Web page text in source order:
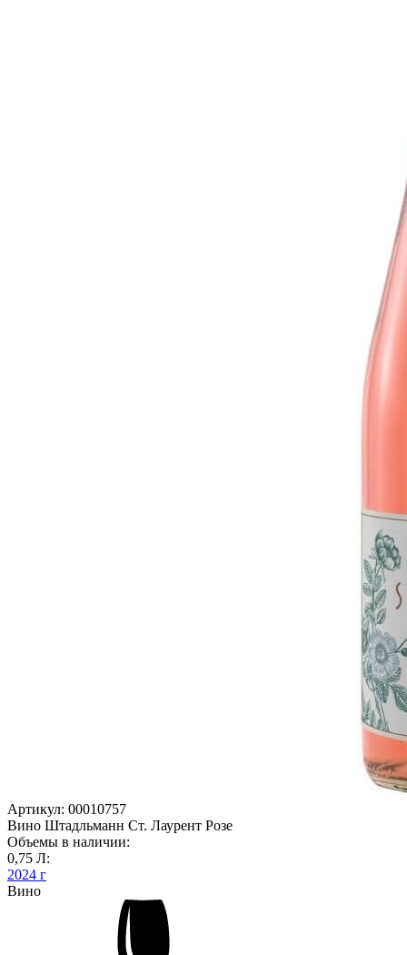
Артикул: 00010757
Вино Штадльманн Ст. Лаурент Розе
Объемы в наличии:
0,75 Л:
2024 г
Вино